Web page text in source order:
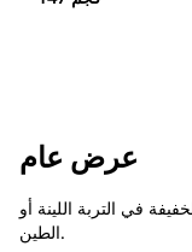
عرض عام
في التربة اللينة أو
الطين.